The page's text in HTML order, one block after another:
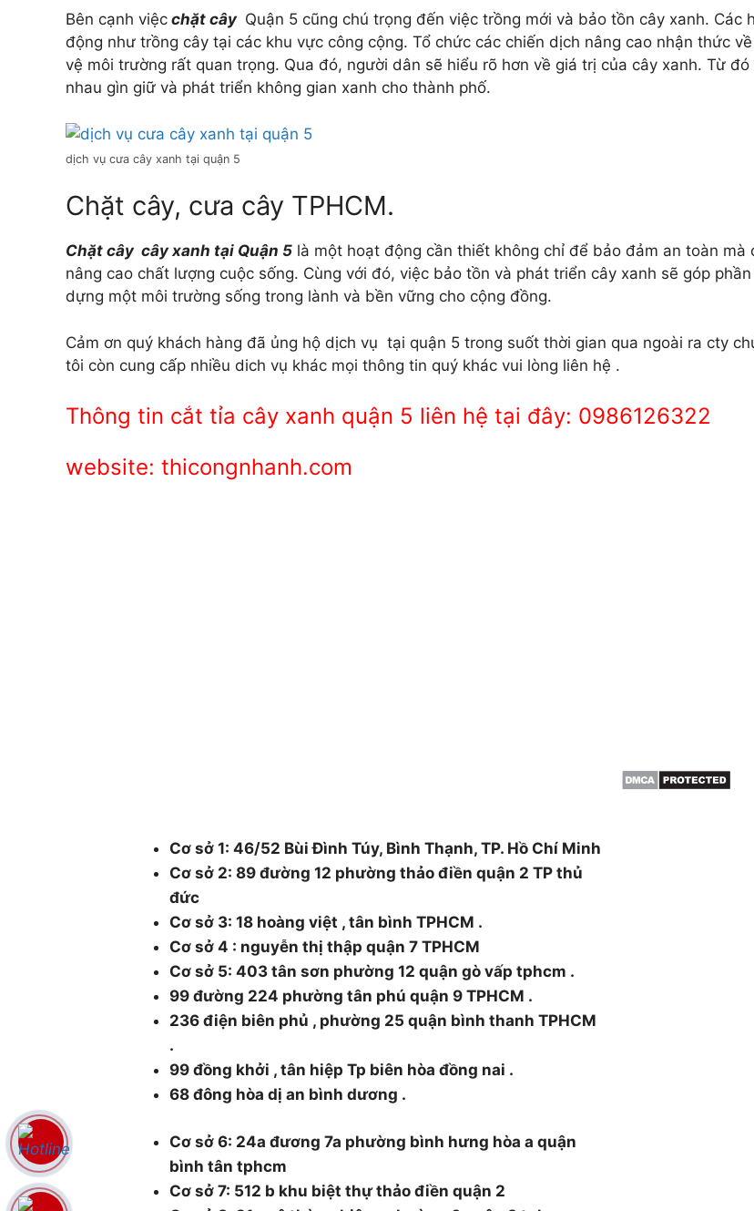
Bên cạnh việc chặt cây Quận 5 cũng chú trọng đến việc trồng mới và bảo tồn cây xanh. Các
động như trồng cây tại các khu vực công cộng. Tổ chức các chiến dịch nâng cao nhận thức
vệ môi trường rất quan trọng. Qua đó, người dân sẽ hiểu rõ hơn về giá trị của cây xanh. Từ đó
nhau gìn giữ và phát triển không gian xanh cho thành phố.
dịch vụ cưa cây xanh tại quận 5
Chặt cây, cưa cây TPHCM.
Chặt cây cây xanh tại Quận 5 là một hoạt động cần thiết không chỉ để bảo đảm an toàn mà
nâng cao chất lượng cuộc sống. Cùng với đó, việc bảo tồn và phát triển cây xanh sẽ góp
dựng một môi trường sống trong lành và bền vững cho cộng đồng.
Cảm ơn quý khách hàng đã ủng hộ dịch vụ tại quận 5 trong suốt thời gian qua ngoài ra cty
tôi còn cung cấp nhiều dich vụ khác mọi thông tin quý khác vui lòng liên hệ .
Thông tin cắt tỉa cây xanh quận 5 liên hệ tại đây: 0986126322
website: thicongnhanh.com
Cơ sở 1: 46/52 Bùi Đình Túy, Bình Thạnh, TP. Hồ Chí Minh
Cơ sở 2: 89 đường 12 phường thảo điền quận 2 TP thủ
đức
Cơ sở 3: 18 hoàng việt , tân bình TPHCM .
Cơ sở 4 : nguyễn thị thập quận 7 TPHCM
Cơ sở 5: 403 tân sơn phường 12 quận gò vấp tphcm .
99 đường 224 phường tân phú quận 9 TPHCM .
236 điện biên phủ , phường 25 quận bình thanh TPHCM
.
99 đồng khởi , tân hiệp Tp biên hòa đồng nai .
68 đông hòa dị an bình dương .
Cơ sở 6: 24a đương 7a phường bình hưng hòa a quận
bình tân tphcm
Cơ sở 7: 512 b khu biệt thự thảo điền quận 2